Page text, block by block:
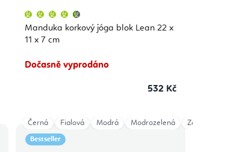
Manduka korkový jóga blok Lean 22 x
11 x 7 cm
produktu
je
hvězdiček.
Dočasně vyprodáno
532 Kč
Bestseller
Černá Fialová Modrá Modrozelená Zelená